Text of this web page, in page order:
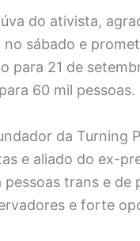
do ativista,
no sábado e
para 21 de
60 mil pessoas.
da Turning
e aliado do ex-
pessoas trans e
e forte